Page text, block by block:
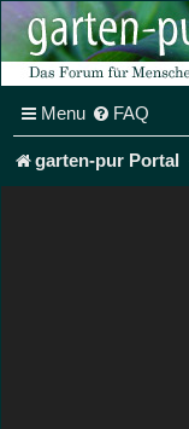
Menu FAQ
garten-pur Portal